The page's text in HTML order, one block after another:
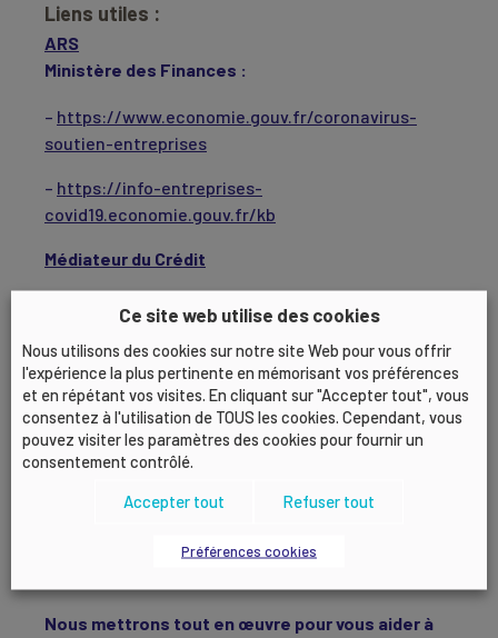
Liens utiles :
ARS
Ministère des Finances :
– https://www.economie.gouv.fr/coronavirus-
soutien-entreprises
– https://info-entreprises-
covid19.economie.gouv.fr/kb
Médiateur du Crédit
Ministère du Travail
URSSAF
Au-delà des informations essentielles que nous
vous relayons quotidiennement et des efforts que
nous déployons pour maintenir le contact avec
remonter toute difficulté à laquelle vous seriez
Nous mettrons tout en œuvre pour vous aider à
Ce site web utilise des cookies
Nous utilisons des cookies sur notre site Web pour vous offrir
l'expérience la plus pertinente en mémorisant vos préférences
et en répétant vos visites. En cliquant sur "Accepter tout", vous
consentez à l'utilisation de TOUS les cookies. Cependant, vous
pouvez visiter les paramètres des cookies pour fournir un
consentement contrôlé.
Accepter tout Refuser tout
Préférences cookies